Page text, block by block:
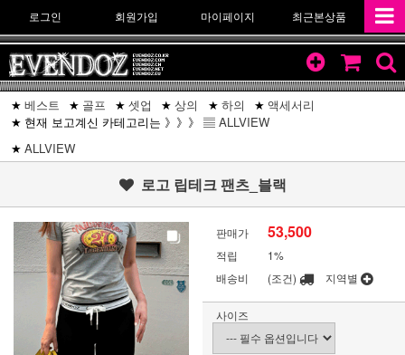
로그인 회원가입 마이페이지 최근본상품
베스트 골프 셋업 상의 하의
액세서리
현재 보고계신 카테고리는 》》》 ▤ ALLVIEW
ALLVIEW
로고 립테크 팬츠_블랙
판매가 53,500
적립
1%
배송비
(조건) 지역별
사이즈